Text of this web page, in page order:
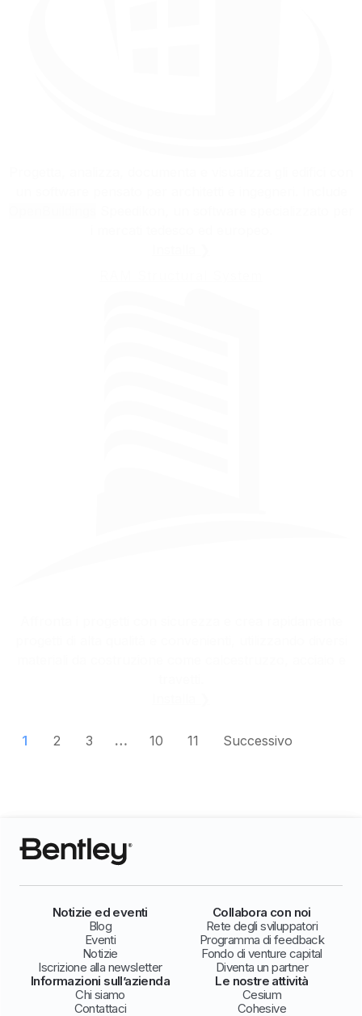
1 2 3 … 10 11 Successivo
Notizie ed eventi
Blog
Eventi
Notizie
Iscrizione alla newsletter
Collabora con noi
Rete degli sviluppatori
Programma di feedback
Fondo di venture capital
Diventa un partner
Informazioni sull’azienda
Chi siamo
Contattaci
Le nostre attività
Cesium
Cohesive